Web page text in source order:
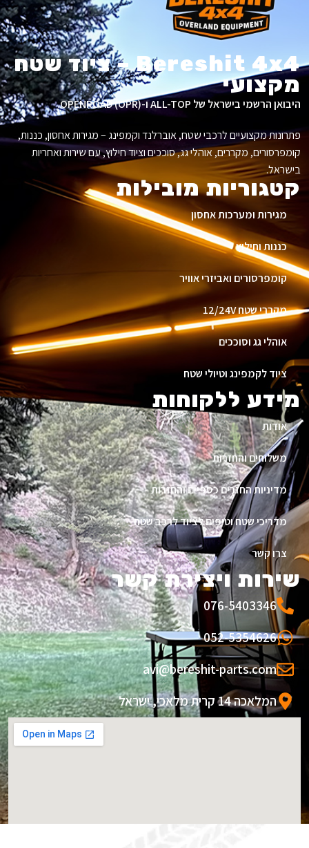
Bereshit 4x4 – ציוד שטח
מקצועי
היבואן הרשמי בישראל של ALL-TOP ו-OPENROAD (OPR).
פתרונות מקצועיים לרכבי שטח, אוברלנד וקמפינג – מגירות אחסון, כננות,
קומפרסורים, מקררים, אוהלי גג, סוככים וציוד חילוץ, עם שירות ואחריות
בישראל.
קטגוריות מובילות
מגירות ומערכות אחסון
כננות וחילוץ
קומפרסורים ואביזרי אוויר
מקררי שטח 12/24V
אוהלי גג וסוככים
ציוד לקמפינג וטיולי שטח
מידע ללקוחות
אודות
משלוחים והחזרות
מדיניות החזרים כספיים והחזרות
מדריכי שטח וטיפים לציוד לרכב שטח
צרו קשר
שירות ויצירת קשר
076-5403346
052-5354626
avi@bereshit-parts.com
המלאכה 14 קרית מלאכי, ישראל